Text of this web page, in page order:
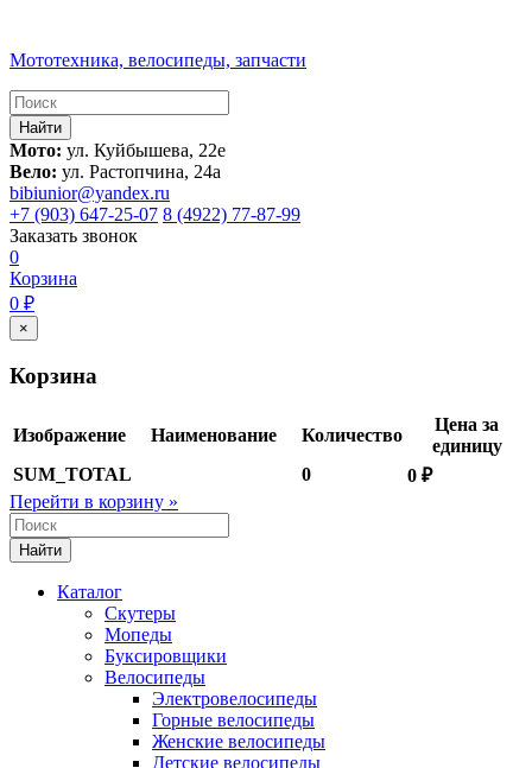
Мототехника, велосипеды, запчасти
Мото: ул. Куйбышева, 22е
Вело: ул. Растопчина, 24а
bibiunior@yandex.ru
+7 (903) 647-25-07 8 (4922) 77-87-99
Заказать звонок
0
Корзина
0 ₽
×
Корзина
Изображение Наименование Количество
Цена за
единицу
SUM_TOTAL
0
0 ₽
Перейти в корзину »
Каталог
Скутеры
Мопеды
Буксировщики
Велосипеды
Электровелосипеды
Горные велосипеды
Женские велосипеды
Детские велосипеды